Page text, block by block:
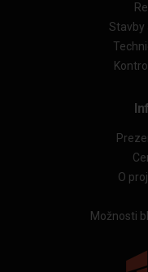
Stavby
O
Možnosti